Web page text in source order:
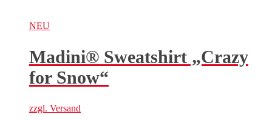
NEU
Madini® Sweatshirt „Crazy
for Snow“
zzgl. Versand